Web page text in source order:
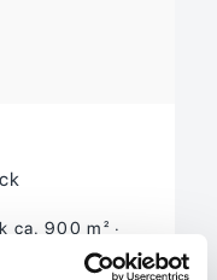
ca. 900 m²